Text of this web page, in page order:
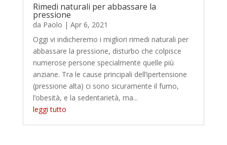
Rimedi naturali per abbassare la
pressione
da Paolo | Apr 6, 2021
Oggi vi indicheremo i migliori rimedi naturali per
abbassare la pressione, disturbo che colpisce
numerose persone specialmente quelle più
anziane. Tra le cause principali dell’ipertensione
(pressione alta) ci sono sicuramente il fumo,
l’obesità, e la sedentarietà, ma...
leggi tutto